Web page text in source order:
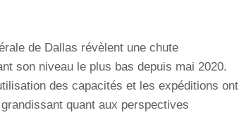
de Dallas révèlent une chute
son niveau le plus bas depuis mai 2020.
des capacités et les expéditions ont
quant aux perspectives